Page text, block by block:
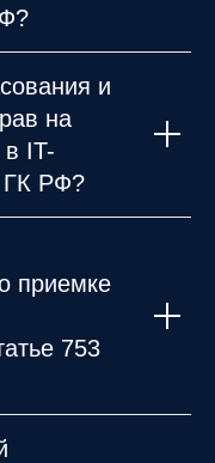
и
на
в IT-
ГК РФ?
приемке
753